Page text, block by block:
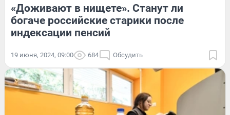
«Доживают в нищете». Станут ли
богаче российские старики после
индексации пенсий
19 июня, 2024, 09:00 684 Обсудить